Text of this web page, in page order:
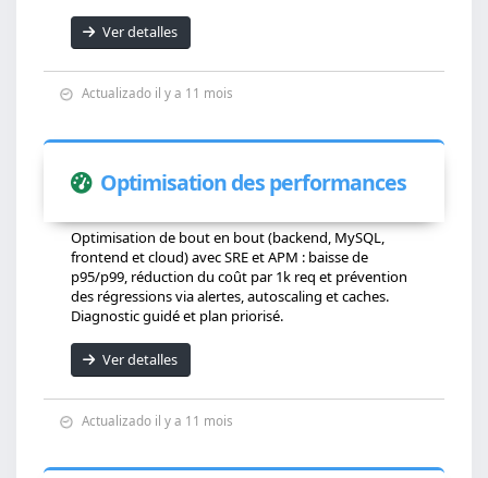
Ver detalles
Actualizado il y a 11 mois
Optimisation des performances
Optimisation de bout en bout (backend, MySQL,
frontend et cloud) avec SRE et APM : baisse de
p95/p99, réduction du coût par 1k req et prévention
des régressions via alertes, autoscaling et caches.
Diagnostic guidé et plan priorisé.
Ver detalles
Actualizado il y a 11 mois